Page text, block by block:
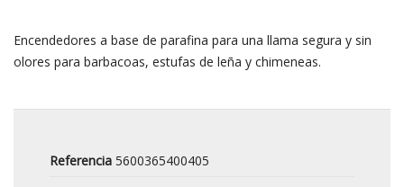
Encendedores a base de parafina para una llama segura y sin
olores para barbacoas, estufas de leña y chimeneas.
Referencia 5600365400405